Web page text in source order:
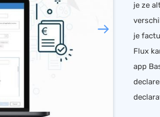
je ze
je
Flux
app